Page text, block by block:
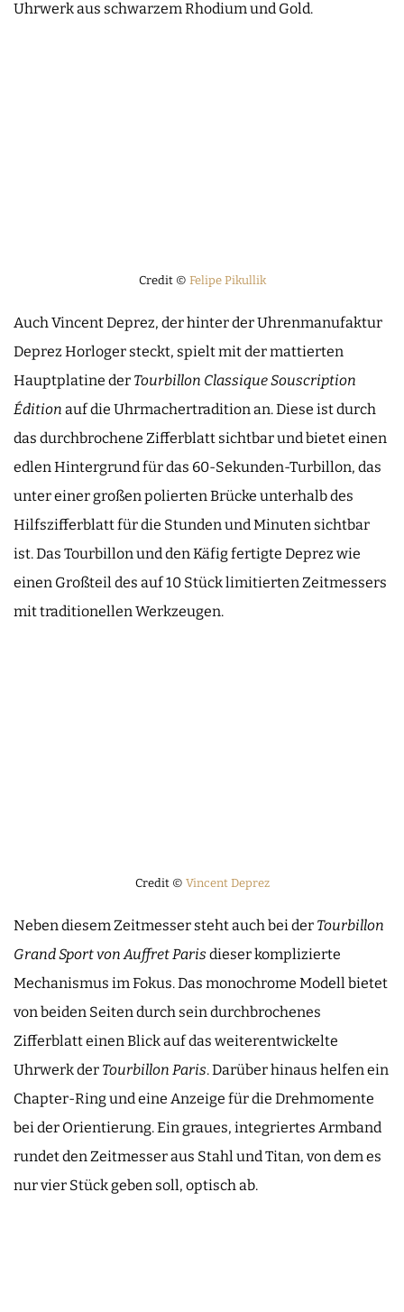
Uhrwerk aus schwarzem Rhodium und Gold.
Credit © Felipe Pikullik
Auch Vincent Deprez, der hinter der Uhrenmanufaktur
Deprez Horloger steckt, spielt mit der mattierten
Hauptplatine der Tourbillon Classique Souscription
Édition auf die Uhrmachertradition an. Diese ist durch
das durchbrochene Zifferblatt sichtbar und bietet einen
edlen Hintergrund für das 60-Sekunden-Turbillon, das
unter einer großen polierten Brücke unterhalb des
Hilfszifferblatt für die Stunden und Minuten sichtbar
ist. Das Tourbillon und den Käfig fertigte Deprez wie
einen Großteil des auf 10 Stück limitierten Zeitmessers
mit traditionellen Werkzeugen.
Credit © Vincent Deprez
Neben diesem Zeitmesser steht auch bei der Tourbillon
Grand Sport von Auffret Paris dieser komplizierte
Mechanismus im Fokus. Das monochrome Modell bietet
von beiden Seiten durch sein durchbrochenes
Zifferblatt einen Blick auf das weiterentwickelte
Uhrwerk der Tourbillon Paris. Darüber hinaus helfen ein
Chapter-Ring und eine Anzeige für die Drehmomente
bei der Orientierung. Ein graues, integriertes Armband
rundet den Zeitmesser aus Stahl und Titan, von dem es
nur vier Stück geben soll, optisch ab.